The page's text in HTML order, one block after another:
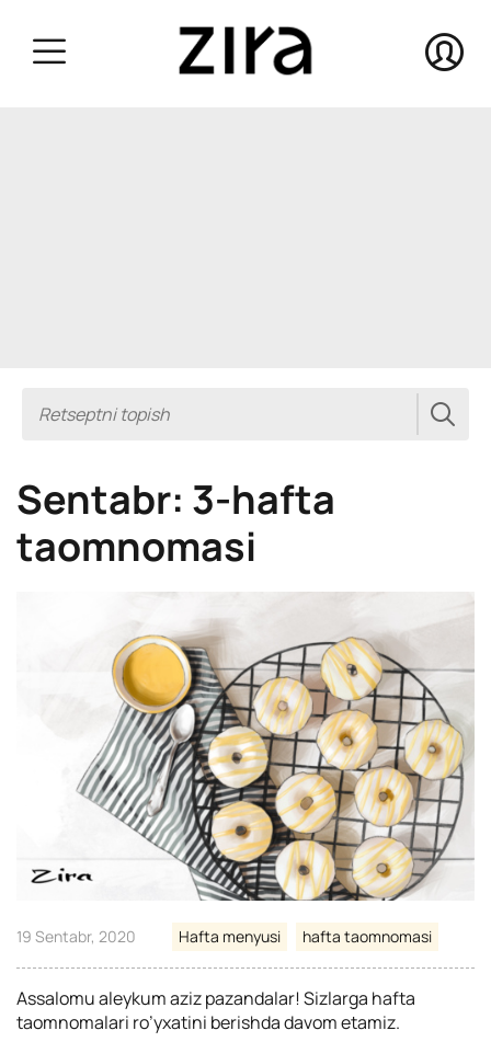
Sentabr: 3-hafta
taomnomasi
19 Sentabr, 2020 Hafta menyusi hafta taomnomasi
Assalomu aleykum aziz pazandalar! Sizlarga hafta
taomnomalari ro’yxatini berishda davom etamiz.